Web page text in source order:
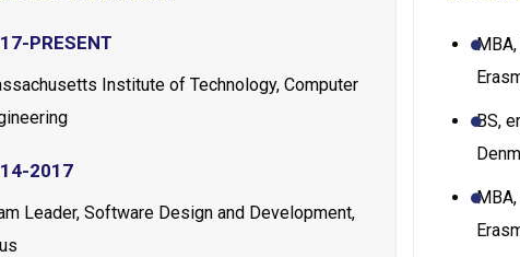
PRESENT
Institute of Technology, Computer
2017
Leader, Software Design and Development,
BS,